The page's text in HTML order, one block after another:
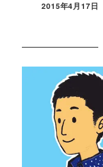
2015年4月17日